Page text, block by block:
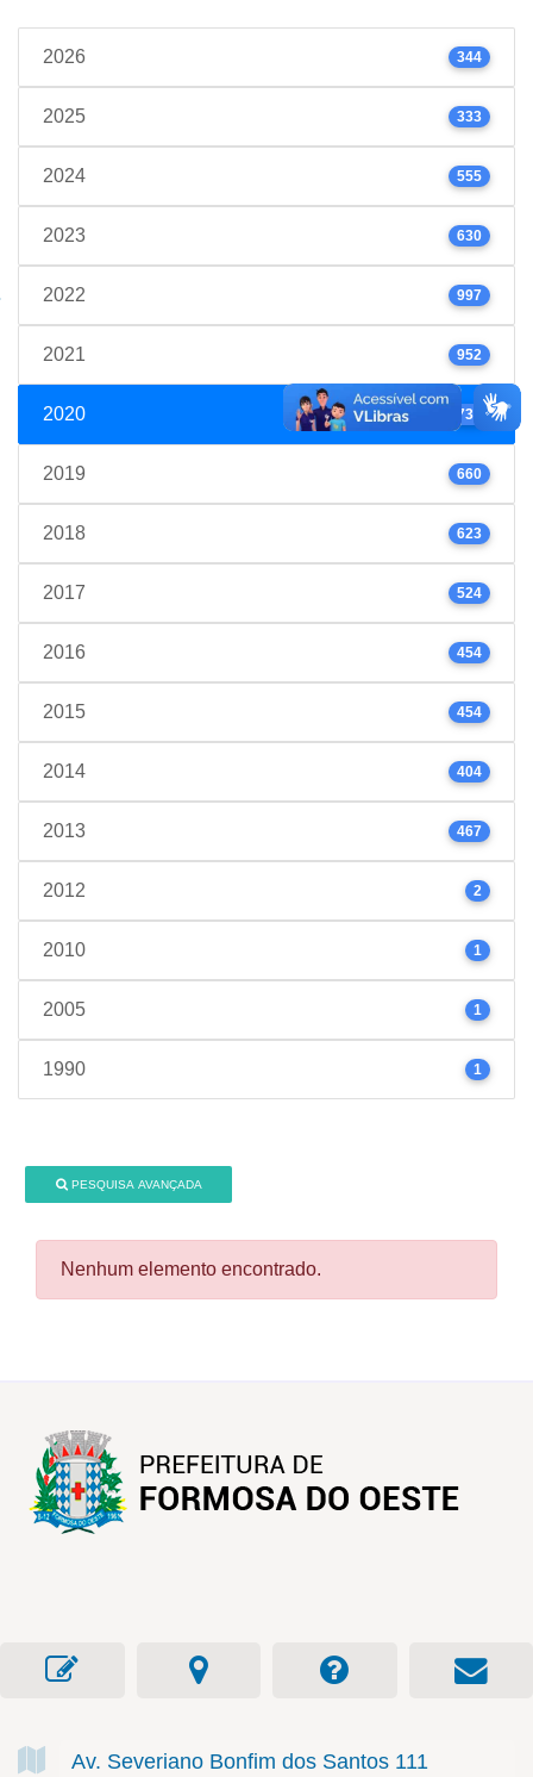
2026 344
2025 333
2024 555
2023 630
2022 997
2021 952
2020 739
2019 660
2018 623
2017 524
2016 454
2015 454
2014 404
2013 467
2012 2
2010 1
2005 1
1990 1
PESQUISA AVANÇADA
Nenhum elemento encontrado.
Av. Severiano Bonfim dos Santos 111